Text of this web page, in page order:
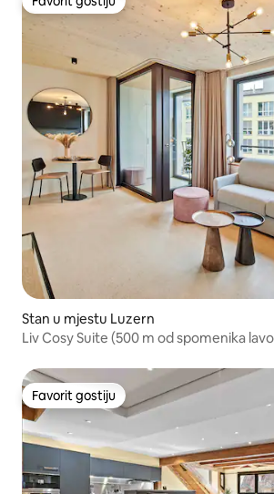
Favorit gostiju
Stan u mjestu Luzern
Liv Cosy Suite (500 m od spomenika
Favorit gostiju
Favorit gostiju